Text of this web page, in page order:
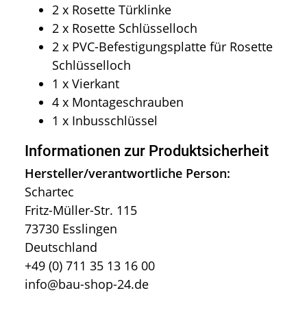
2 x Rosette Türklinke
2 x Rosette Schlüsselloch
2 x PVC-Befestigungsplatte für Rosette
Schlüsselloch
1 x Vierkant
4 x Montageschrauben
1 x Inbusschlüssel
Informationen zur Produktsicherheit
Hersteller/verantwortliche Person:
Schartec
Fritz-Müller-Str. 115
73730 Esslingen
Deutschland
+49 (0) 711 35 13 16 00
info@bau-shop-24.de